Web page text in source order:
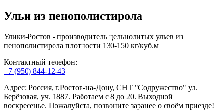
Ульи из пенополистирола
Улики-Ростов - производитель цельнолитых ульев из
пенополистирола плотности 130-150 кг/куб.м
Контактный телефон:
+7 (950) 844-12-43
Адрес: Россия, г.Ростов-на-Дону, СНТ "Содружество" ул.
Берёзовая, уч. 1887. Работаем с 8 до 20. Выходной
воскресенье. Пожалуйста, позвоните заранее о своём приезде!